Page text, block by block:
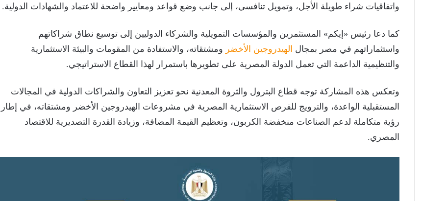
واتفاقيات شراء طويلة الأجل، وتمويل تنافسي، إلى جانب وضع قواعد ومعايير واضحة للاعتماد والشهادات الدولية.
كما دعا رئيس «إيكم» المستثمرين والمؤسسات التمويلية والشركاء الدوليين إلى توسيع نطاق شراكاتهم
واستثماراتهم في مصر بمجال الهيدروجين الأخضر ومشتقاته، والاستفادة من المقومات والبيئة الاستثمارية
والتنظيمية الداعمة التي تعمل الدولة المصرية على تطويرها باستمرار لهذا القطاع الاستراتيجي.
وتعكس هذه المشاركة توجه قطاع البترول والثروة المعدنية نحو تعزيز التعاون والشراكات الدولية في المجالات
المستقبلية الواعدة، والترويج للفرص الاستثمارية المصرية في مشروعات الهيدروجين الأخضر ومشتقاته، في إطار
رؤية متكاملة لدعم الصناعات منخفضة الكربون، وتعظيم القيمة المضافة، وزيادة القدرة التصديرية للاقتصاد
المصري.